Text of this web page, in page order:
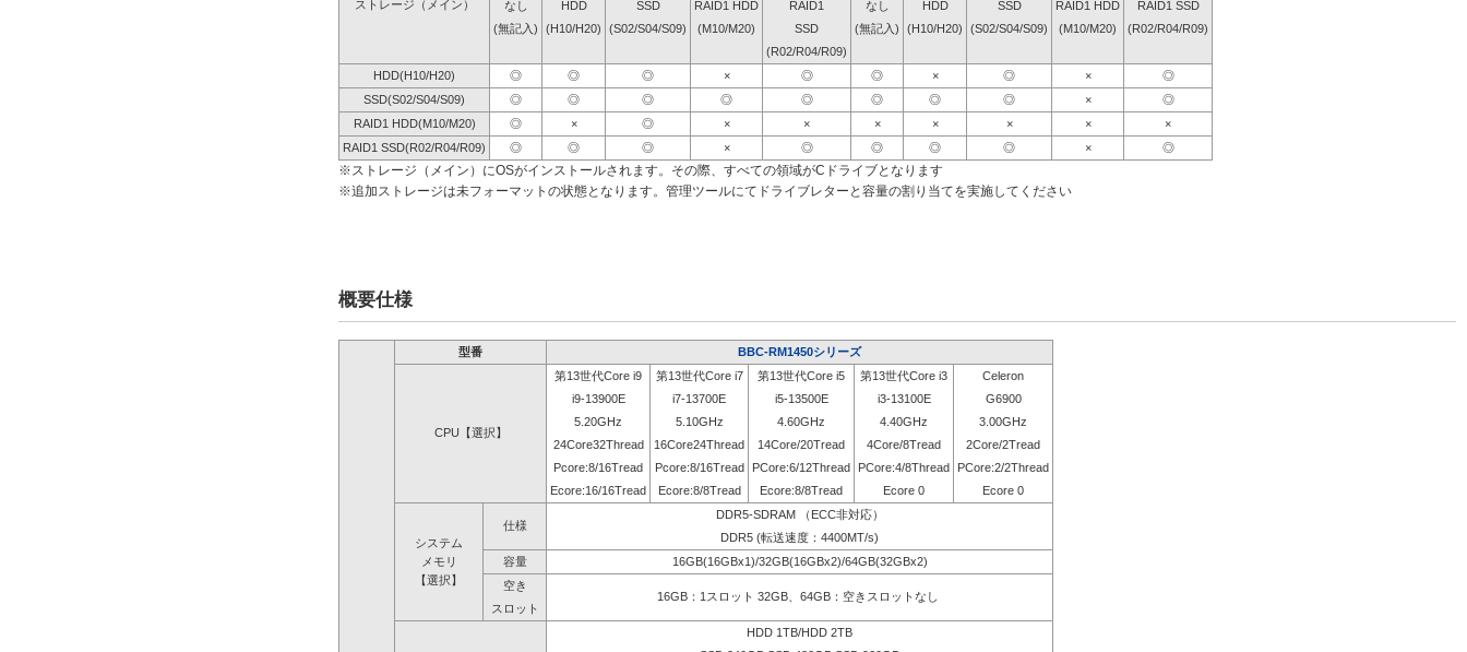
ストレージ（メイン）
なし HDD SSD RAID1 HDD RAID1 なし HDD SSD RAID1 HDD
RAID1 SSD
(無記入)
(H10/H20) (S02/S04/S09) (M10/M20) SSD (無記入) (H10/H20) (S02/S04/S09) (M10/M20)
(R02/R04/R09)
(R02/R04/R09)
HDD(H10/H20)
◎ ◎ ◎ × ◎ ◎ × ◎ ×
◎
SSD(S02/S04/S09)
◎ ◎ ◎ ◎ ◎ ◎ ◎ ◎ ×
◎
RAID1 HDD(M10/M20)
◎ × ◎ × × × × × ×
×
RAID1 SSD(R02/R04/R09)
◎ ◎ ◎ × ◎ ◎ ◎ ◎ × ◎
※ストレージ（メイン）にOSがインストールされます。その際、すべての領域がCドライブとなります
※追加ストレージは未フォーマットの状態となります。管理ツールにてドライブレターと容量の割り当てを実施してください
概要仕様
型番 BBC-RM1450シリーズ
CPU【選択】
第13世代Core i9 第13世代Core i7 第13世代Core i5 第13世代Core i3
Celeron
i9-13900E
i7-13700E i5-13500E i3-13100E
G6900
5.20GHz
5.10GHz 4.60GHz 4.40GHz
3.00GHz
24Core32Thread
16Core24Thread 14Core/20Tread 4Core/8Tread
2Core/2Tread
Pcore:8/16Tread
Pcore:8/16Tread PCore:6/12Thread PCore:4/8Thread
PCore:2/2Thread
Ecore:16/16Tread
Ecore:8/8Tread Ecore:8/8Tread Ecore 0 Ecore 0
システム
メモリ
【選択】
仕様
DDR5-SDRAM （ECC非対応）
DDR5 (転送速度：4400MT/s)
容量
16GB(16GBx1)/32GB(16GBx2)/64GB(32GBx2)
空き
16GB：1スロット 32GB、64GB：空きスロットなし
スロット
HDD 1TB/HDD 2TB